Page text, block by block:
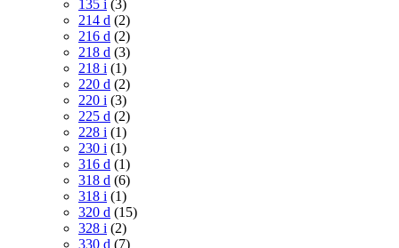
135 i (3)
214 d (2)
216 d (2)
218 d (3)
218 i (1)
220 d (2)
220 i (3)
225 d (2)
228 i (1)
230 i (1)
316 d (1)
318 d (6)
318 i (1)
320 d (15)
328 i (2)
330 d (7)